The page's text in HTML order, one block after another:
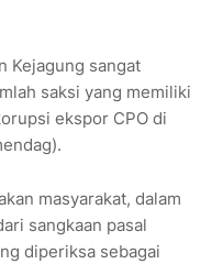
Kejagung sangat
saksi yang memiliki
ekspor CPO di
masyarakat, dalam
sangkaan pasal
diperiksa sebagai